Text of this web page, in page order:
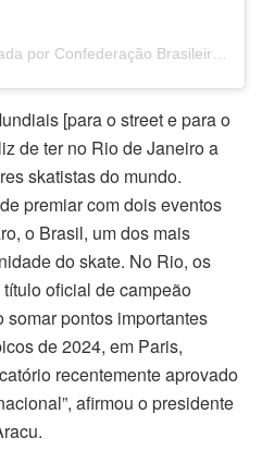
[para o street e para o
de ter no Rio de Janeiro a
skatistas do mundo.
premiar com dois eventos
o Brasil, um dos mais
do skate. No Rio, os
oficial de campeão
somar pontos importantes
de 2024, em Paris,
recentemente aprovado
afirmou o presidente